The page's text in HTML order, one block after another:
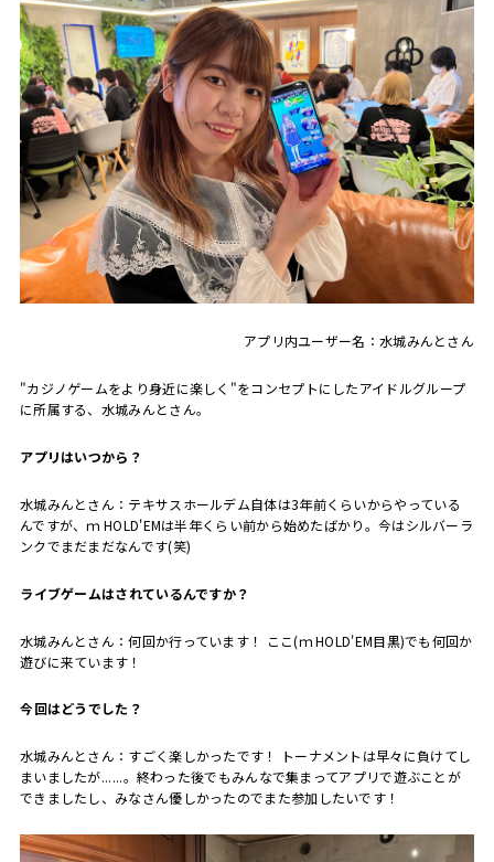
アプリ内ユーザー名：水城みんとさん
"カジノゲームをより身近に楽しく"をコンセプトにしたアイドルグループ
に所属する、水城みんとさん。
――アプリはいつから？
水城みんとさん：テキサスホールデム自体は3年前くらいからやっている
んですが、ｍ HOLD'EMは半年くらい前から始めたばかり。今はシルバーラ
ンクでまだまだなんです(笑)
――ライブゲームはされているんですか？
水城みんとさん：何回か行っています！ ここ(ｍ HOLD'EM目黒)でも何回か
遊びに来ています！
――今回はどうでした？
水城みんとさん：すごく楽しかったです！ トーナメントは早々に負けてし
まいましたが......。終わった後でもみんなで集まってアプリで遊ぶことが
できましたし、みなさん優しかったのでまた参加したいです！